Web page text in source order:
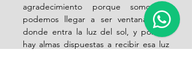
agradecimiento porque somos o
podemos llegar a ser ventanas por
donde entra la luz del sol, y porque
hay almas dispuestas a recibir esa luz